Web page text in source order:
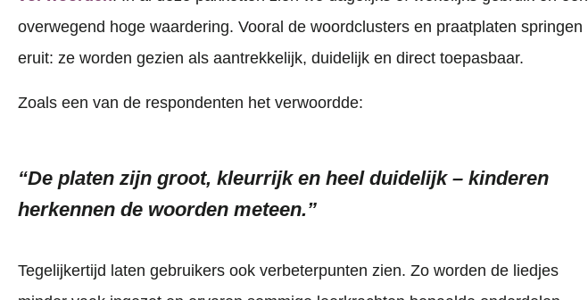
overwegend hoge waardering. Vooral de woordclusters en praatplaten springen
eruit: ze worden gezien als aantrekkelijk, duidelijk en direct toepasbaar.
Zoals een van de respondenten het verwoordde:
“De platen zijn groot, kleurrijk en heel duidelijk – kinderen
herkennen de woorden meteen.”
Tegelijkertijd laten gebruikers ook verbeterpunten zien. Zo worden de liedjes